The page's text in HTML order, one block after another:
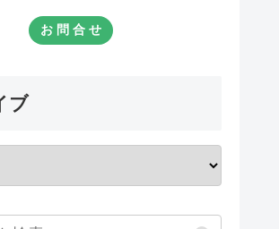
お 問 合 せ
ブ